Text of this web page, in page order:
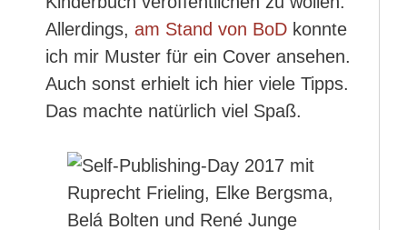
Allerdings, am Stand von BoD konnte
ich mir Muster für ein Cover ansehen.
Auch sonst erhielt ich hier viele Tipps.
Das machte natürlich viel Spaß.